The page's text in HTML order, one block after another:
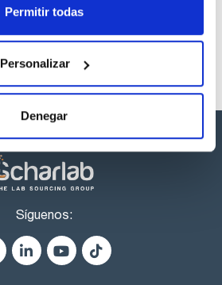
Permitir todas
Personalizar
Denegar
Síguenos: